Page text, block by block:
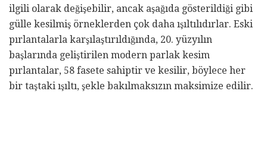
ilgili olarak değişebilir, ancak aşağıda gösterildiği gibi
gülle kesilmiş örneklerden çok daha ışıltılıdırlar. Eski
pırlantalarla karşılaştırıldığında, 20. yüzyılın
başlarında geliştirilen modern parlak kesim
pırlantalar, 58 fasete sahiptir ve kesilir, böylece her
bir taştaki ışıltı, şekle bakılmaksızın maksimize edilir.